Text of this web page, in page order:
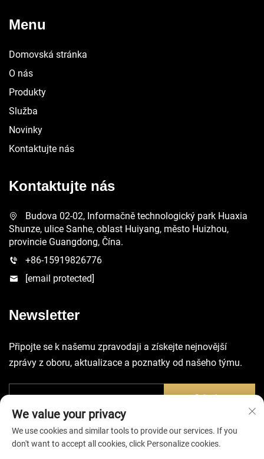
Menu
Domovská stránka
O nás
Produkty
Služba
Novinky
Kontaktujte nás
Kontaktujte nás
Budova 02-02, Informačně technologický park Huaxia
Shunze, ulice Sanhe, oblast Huiyang, město Huizhou,
provincie Guangdong, Čína.
+86-15919826776
[email protected]
Newsletter
Připojte se k našemu zpravodaji a získejte nejnovější
zprávy z oboru, aktualizace a poznatky od našeho týmu.
Odeslat
We value your privacy
We use cookies and similar tools to provide our services. If you
don't want to accept all cookies, click Personalize cookies.